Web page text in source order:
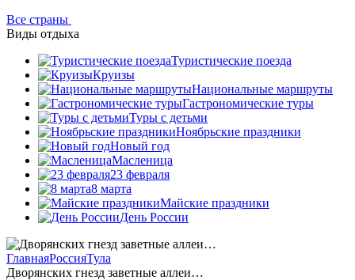
Все страны
Виды отдыха
Туристические поезда
Круизы
Национальные маршруты
Гастрономические туры
Туры с детьми
Ноябрьские праздники
Новый год
Масленица
23 февраля
8 марта
Майские праздники
День России
ГлавнаяРоссияТула
Дворянских гнезд заветные аллеи…